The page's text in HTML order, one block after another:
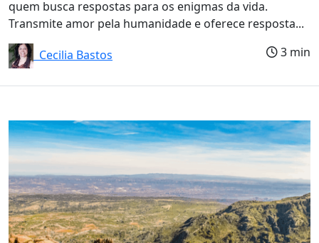
quem busca respostas para os enigmas da vida.
Transmite amor pela humanidade e oferece resposta...
Cecilia Bastos
3 min